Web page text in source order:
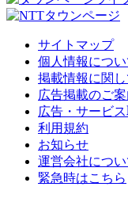
サイトマップ
個人情報につい
掲載情報に関し
広告掲載のご
広告・サービ
利用規約
お知らせ
運営会社につい
緊急時はこちら